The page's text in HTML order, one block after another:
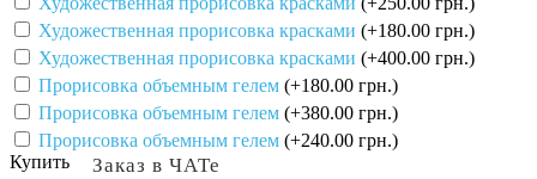
Художественная прорисовка красками (+180.00 грн.)
Художественная прорисовка красками (+400.00 грн.)
Прорисовка объемным гелем (+180.00 грн.)
Прорисовка объемным гелем (+380.00 грн.)
Прорисовка объемным гелем (+240.00 грн.)
Купить
Заказ в ЧАТе